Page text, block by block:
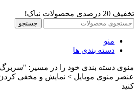
تخفیف 20 درصدی محصولات نیاک!
جستجو
منو
دسته بندی ها
منوی دسته بندی خود را در مسیر: "سربرگ
عنصر منوی موبایل > نمایش و مخفی کردن
کنید